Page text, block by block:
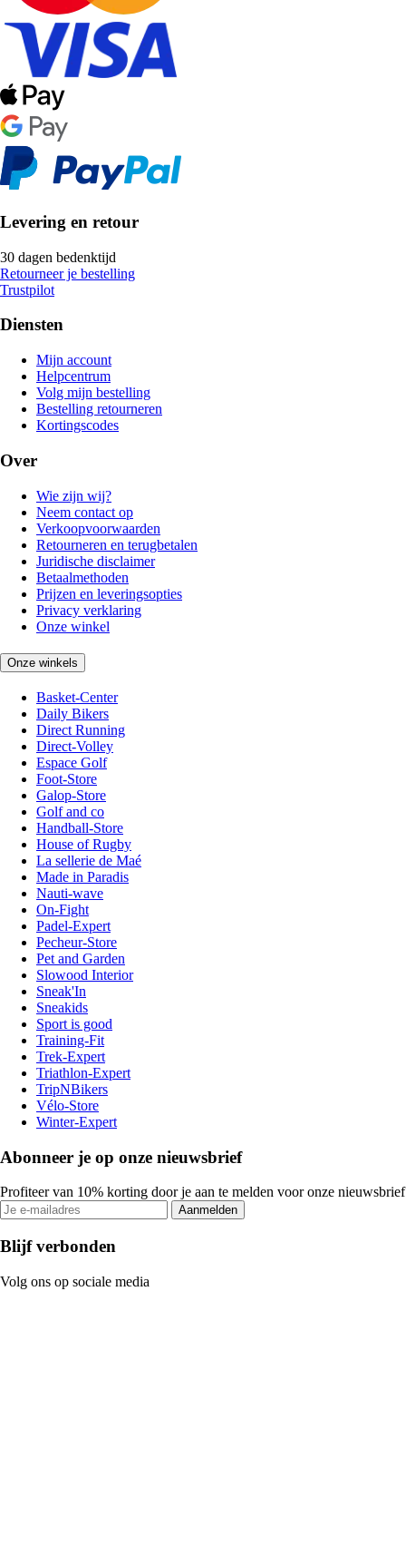
Levering en retour
30 dagen bedenktijd
Retourneer je bestelling
Trustpilot
Diensten
Mijn account
Helpcentrum
Volg mijn bestelling
Bestelling retourneren
Kortingscodes
Over
Wie zijn wij?
Neem contact op
Verkoopvoorwaarden
Retourneren en terugbetalen
Juridische disclaimer
Betaalmethoden
Prijzen en leveringsopties
Privacy verklaring
Onze winkel
Onze winkels
Basket-Center
Daily Bikers
Direct Running
Direct-Volley
Espace Golf
Foot-Store
Galop-Store
Golf and co
Handball-Store
House of Rugby
La sellerie de Maé
Made in Paradis
Nauti-wave
On-Fight
Padel-Expert
Pecheur-Store
Pet and Garden
Slowood Interior
Sneak'In
Sneakids
Sport is good
Training-Fit
Trek-Expert
Triathlon-Expert
TripNBikers
Vélo-Store
Winter-Expert
Abonneer je op onze nieuwsbrief
Profiteer van 10% korting door je aan te melden voor onze nieuwsbrief
Aanmelden
Blijf verbonden
Volg ons op sociale media